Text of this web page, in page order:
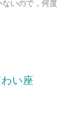
いので，何度
い座